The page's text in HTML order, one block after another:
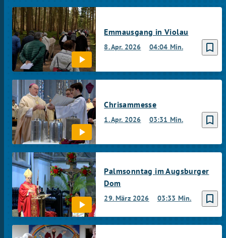
bookmark_border
8. Apr. 2026 04:04 Min.
Emmausgang in Violau
bookmark_border
1. Apr. 2026 03:31 Min.
Chrisammesse
bookmark_border
29. März 2026 03:33 Min.
Palmsonntag im Augsburger
Dom